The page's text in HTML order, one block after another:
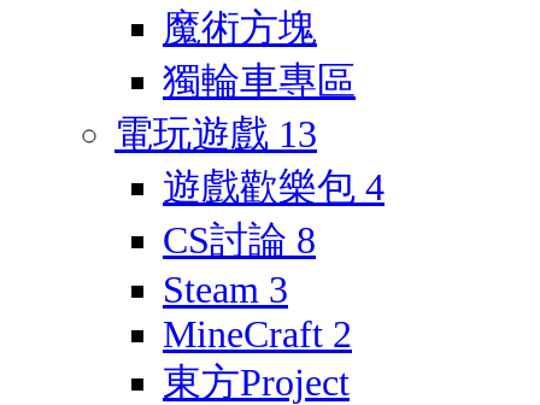
魔術方塊
獨輪車專區
電玩遊戲 13
遊戲歡樂包 4
CS討論 8
Steam 3
MineCraft 2
東方Project